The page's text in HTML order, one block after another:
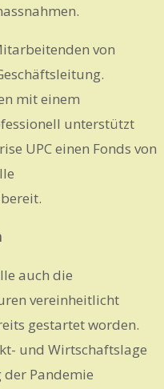
von
mit einem
unterstützt
UPC einen Fonds von
auch die
vereinheitlicht
gestartet worden.
und Wirtschaftslage
Pandemie